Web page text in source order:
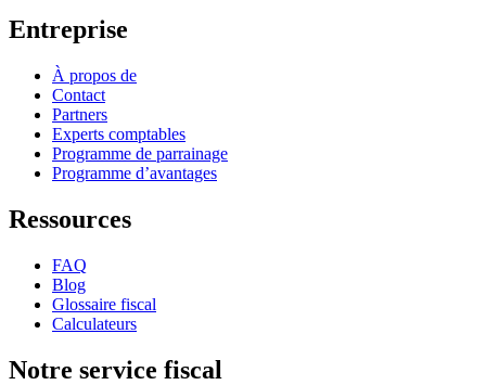
Entreprise
À propos de
Contact
Partners
Experts comptables
Programme de parrainage
Programme d’avantages
Ressources
FAQ
Blog
Glossaire fiscal
Calculateurs
Notre service fiscal